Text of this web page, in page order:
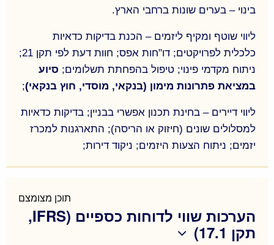
בינוי – בערים שונות ברחבי הארץ.
ליווי שוטף ומקיף ליזמים – הכנת בדיקות כדאיות
כלכלית לפרויקטים; דו"חות אפס; חוות דעת לפי תקן 21;
ניתוח מקדמי פינוי; טיפול בהפחתת תשלומים; סיוע
במציאת פתרונות מימון (בנקאי, מוסדי, חוץ בנקאי);
ליווי דיירים – בחינת תכנון אפשרי בבניין; בדיקות כדאיות
למסלולים שונים (חיזוק או הריסה); התארגנות למכרז
יזמים; ניתוח הצעות היזמים; ניקוד דירות;
המרקם האורבני שלהן – שכונות ובניינים ותיקים מפנים
את מקומם לבניה חדשה ומודרנית.
המשרד מספק ליווי שמאי ליזמים, חברות בניה ובעלי
תוכן מצומצם
הערכות שווי לדוחות כספיים (IFRS,
תקן 17.1)